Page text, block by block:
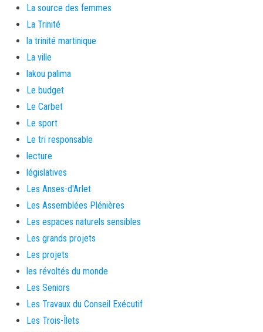
La source des femmes
La Trinité
la trinité martinique
La ville
lakou palima
Le budget
Le Carbet
Le sport
Le tri responsable
lecture
législatives
Les Anses-d'Arlet
Les Assemblées Plénières
Les espaces naturels sensibles
Les grands projets
Les projets
les révoltés du monde
Les Seniors
Les Travaux du Conseil Exécutif
Les Trois-Îlets